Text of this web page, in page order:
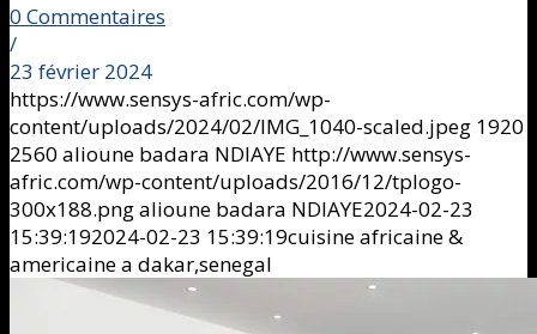
0 Commentaires
/
23 février 2024
https://www.sensys-afric.com/wp-
content/uploads/2024/02/IMG_1040-scaled.jpeg 1920
2560 alioune badara NDIAYE http://www.sensys-
afric.com/wp-content/uploads/2016/12/tplogo-
300x188.pngalioune badara NDIAYE2024-02-23
15:39:192024-02-23 15:39:19cuisine africaine &
americaine a dakar,senegal